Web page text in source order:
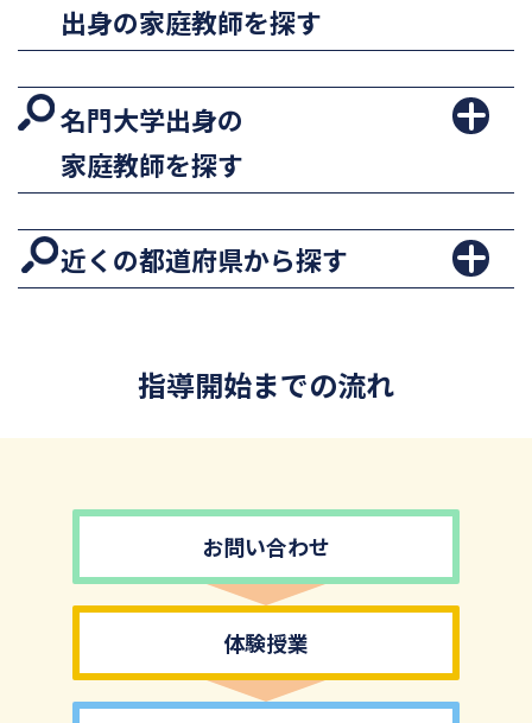
出身の家庭教師を探す
名門大学出身の
家庭教師を探す
近くの都道府県から探す
指導開始までの流れ
お問い合わせ
体験授業